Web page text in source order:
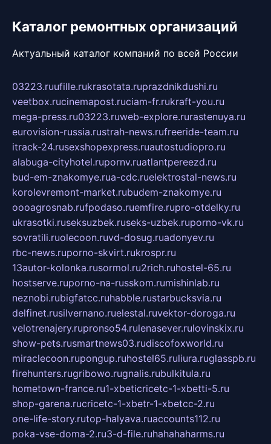
Каталог ремонтных организаций
Актуальный каталог компаний по всей России
03223.ruufille.rukrasotata.ruprazdnikdushi.ru
veetbox.rucinemapost.ruciam-fr.rukraft-you.ru
mega-press.ru03223.ruweb-explore.rurastenuya.ru
eurovision-russia.rustrah-news.rufreeride-team.ru
itrack-24.rusexshopexpress.ruautostudiopro.ru
alabuga-cityhotel.rupornv.ruatlantpereezd.ru
bud-em-znakomye.rua-cdc.ruelektrostal-news.ru
korolevremont-market.rubudem-znakomye.ru
oooagrosnab.rufpodaso.ruemfire.rupro-otdelky.ru
ukrasotki.ruseksuzbek.ruseks-uzbek.ruporno-vk.ru
sovratili.ruolecoon.ruvd-dosug.ruadonyev.ru
rbc-news.ruporno-skvirt.rukrospr.ru
13autor-kolonka.rusormol.ru2rich.ruhostel-65.ru
hostserve.ruporno-na-russkom.rumishinlab.ru
neznobi.rubigfatcc.ruhabble.rustarbucksvia.ru
delfinet.rusilvernano.ruelestal.ruvektor-doroga.ru
velotrenajery.rupronso54.rulenasever.rulovinskix.ru
show-pets.rusmartnews03.rudiscofoxworld.ru
miraclecoon.rupongup.ruhostel65.ruliura.ruglasspb.ru
firehunters.rugribowo.rugnalis.rubulkitula.ru
hometown-france.ru1-xbeticricetc-1-xbetti-5.ru
shop-garena.rucricetc-1-xbetr-1-xbetcc-2.ru
one-life-story.rutop-halyava.ruaccounts112.ru
poka-vse-doma-2.ru3-d-file.ruhahahaharms.ru